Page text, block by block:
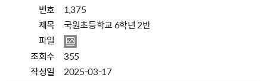
번호
1,375
제목
국원초등학교 6학년 2반
파일
조회수
355
작성일
2025-03-17